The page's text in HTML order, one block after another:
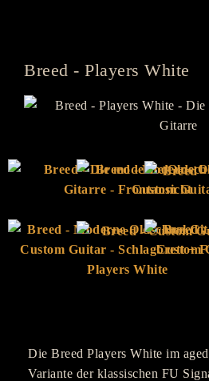
Breed - Players White
Die Breed Players White im
Variante der klassischen FU